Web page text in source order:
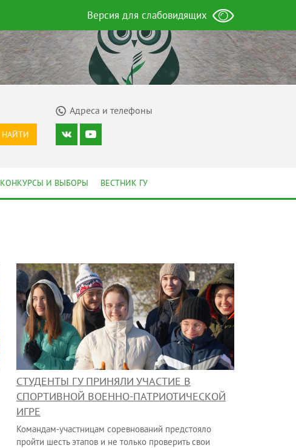
Версия для слабовидящих
Адреса и телефоны
НАЙТИ
КОНКУРСЫ И ВЫБОРЫ ВЕСТНИК ГУ
СТУДЕНТЫ ГУ ПРИНЯЛИ УЧАСТИЕ В
СПОРТИВНОЙ ВОЕННО-ПАТРИОТИЧЕСКОЙ
ИГРЕ
Командам-участницам соревнований предстояло
пройти шесть этапов и не только проверить свои